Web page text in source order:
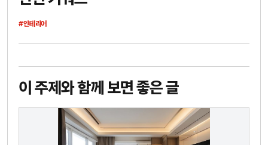
#인테리어
이 주제와 함께 보면 좋은 글